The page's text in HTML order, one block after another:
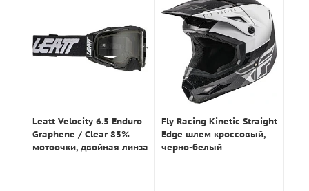
Leatt Velocity 6.5 Enduro
Graphene / Clear 83%
мотоочки, двойная линза
Fly Racing Kinetic Straight
Edge шлем кроссовый,
черно-белый